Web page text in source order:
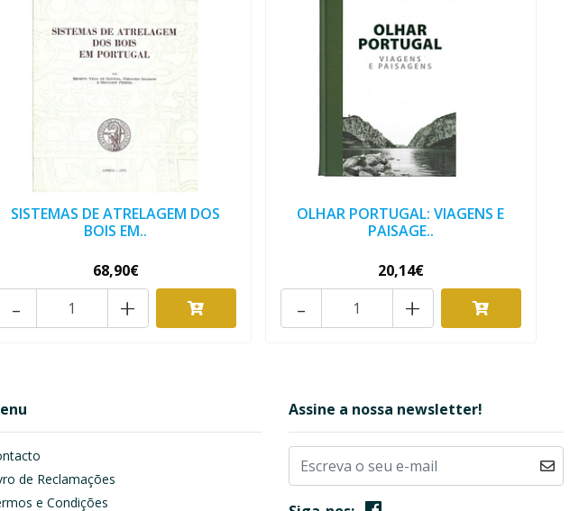
SISTEMAS DE ATRELAGEM DOS
BOIS EM..
68,90€
+
-
OLHAR PORTUGAL: VIAGENS E
PAISAGE..
20,14€
+
-
de Reclamações
e Condições
Assine a nossa newsletter!